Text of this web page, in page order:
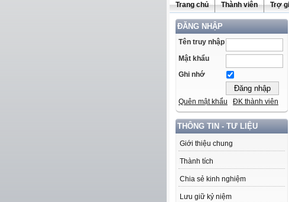
Trang chủ Thành viên Trợ
ĐĂNG NHẬP
Tên truy nhập
Mật khẩu
Ghi nhớ
Quên mật khẩu ĐK thành viên
THÔNG TIN - TƯ LIỆU
Giới thiệu chung
Thành tích
Chia sẻ kinh nghiệm
Lưu giữ kỷ niệm